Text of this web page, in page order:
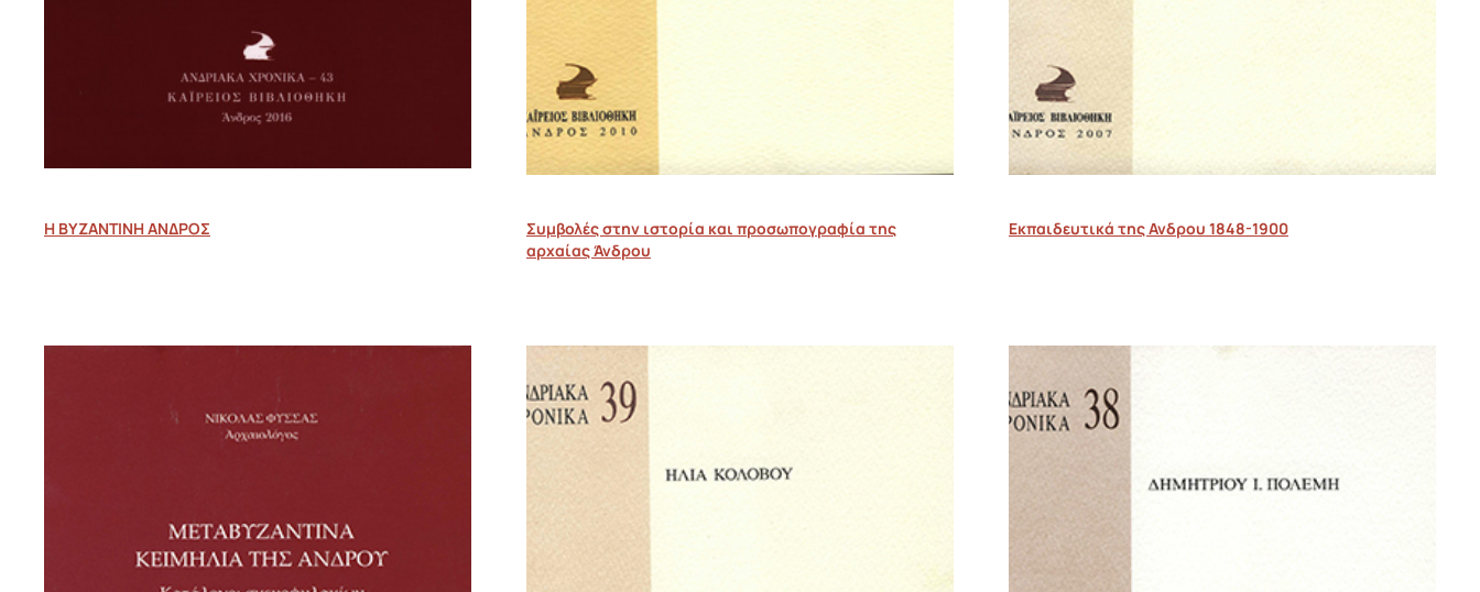
Η ΒΥΖΑΝΤΙΝΗ ΑΝΔΡΟΣ
Συμβολές στην ιστορία και προσωπογραφία της
αρχαίας Άνδρου
Εκπαιδευτικά της Ανδρου 1848-1900